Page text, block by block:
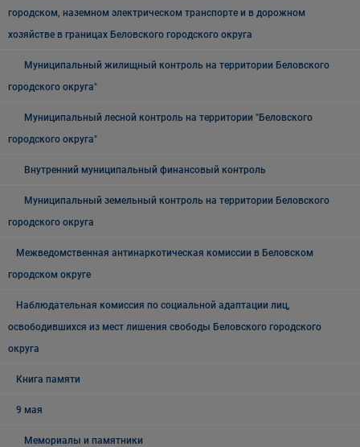
городском, наземном электрическом транспорте и в дорожном
хозяйстве в границах Беловского городского округа
Муниципальный жилищный контроль на территории Беловского
городского округа"
Муниципальный лесной контроль на территории "Беловского
городского округа"
Внутренний муниципальный финансовый контроль
Муниципальный земельный контроль на территории Беловского
городского округа
Межведомственная антинаркотическая комиссии в Беловском
городском округе
Наблюдательная комиссия по социальной адаптации лиц,
освободившихся из мест лишения свободы Беловского городского
округа
Книга памяти
9 мая
Мемориалы и памятники